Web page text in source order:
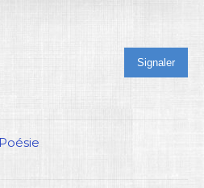
Signaler
Poésie